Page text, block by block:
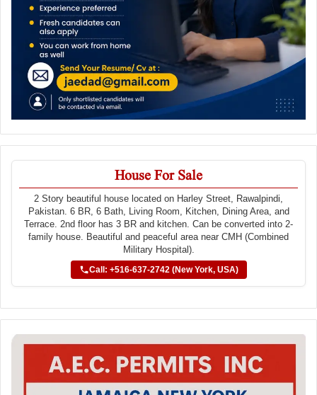
House For Sale
2 Story beautiful house located on Harley Street, Rawalpindi,
Pakistan. 6 BR, 6 Bath, Living Room, Kitchen, Dining Area, and
Terrace. 2nd floor has 3 BR and kitchen. Can be converted into 2-
family house. Beautiful and peaceful area near CMH (Combined
Military Hospital).
Call: +516-637-2742 (New York, USA)